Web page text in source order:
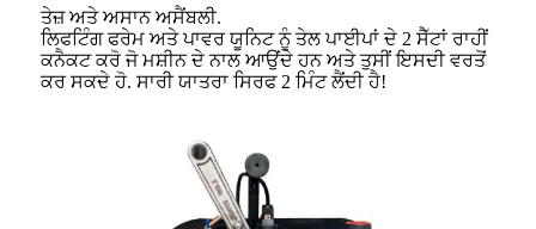
ਤੇਜ਼ ਅਤੇ ਅਸਾਨ ਅਸੈਂਬਲੀ.
ਲਿਫਟਿੰਗ ਫਰੇਮ ਅਤੇ ਪਾਵਰ ਯੂਨਿਟ ਨੂੰ ਤੇਲ ਪਾਈਪਾਂ ਦੇ 2 ਸੈੱਟਾਂ ਰਾਹੀਂ
ਕਨੈਕਟ ਕਰੋ ਜੋ ਮਸ਼ੀਨ ਦੇ ਨਾਲ ਆਉਂਦੇ ਹਨ ਅਤੇ ਤੁਸੀਂ ਇਸਦੀ ਵਰਤੋਂ
ਕਰ ਸਕਦੇ ਹੋ. ਸਾਰੀ ਯਾਤਰਾ ਸਿਰਫ 2 ਮਿੰਟ ਲੈਂਦੀ ਹੈ!